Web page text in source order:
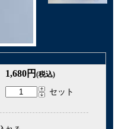
1,680円 (税込)
セット